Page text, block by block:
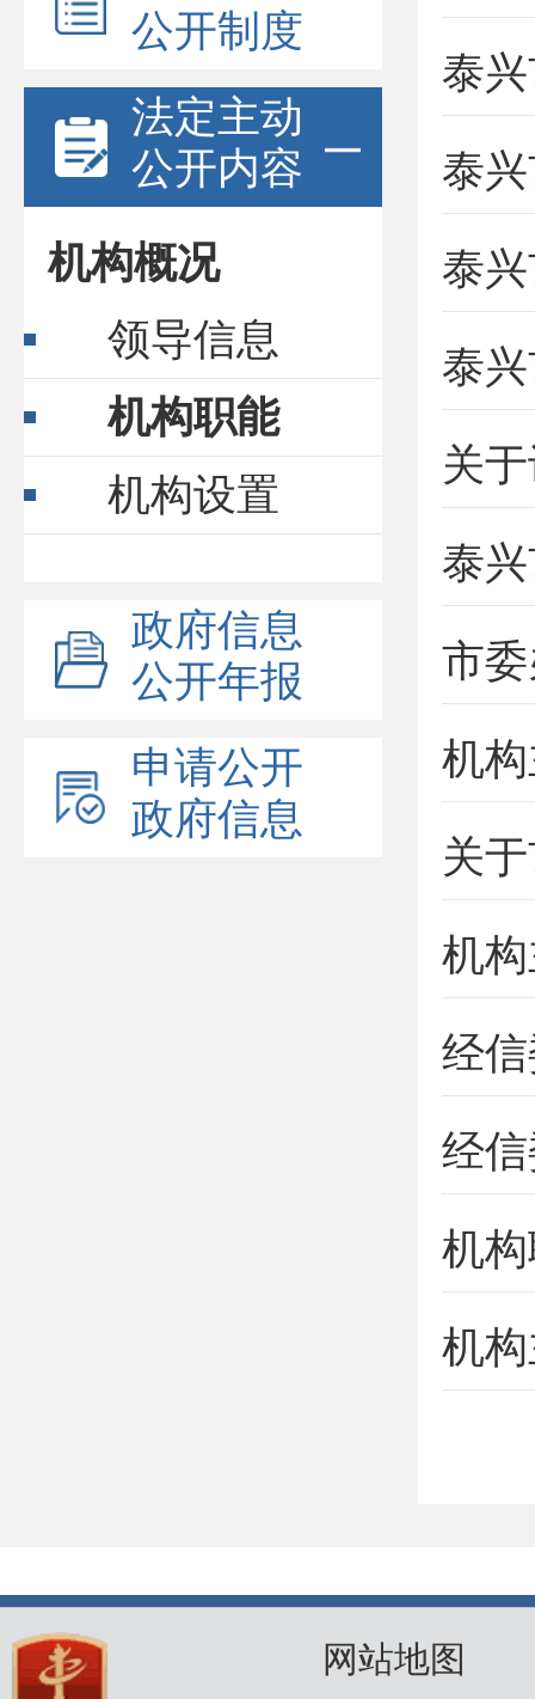
公开制度
法定主动
公开内容
机构概况
领导信息
机构职能
机构设置
政府信息
公开年报
申请公开
政府信息
关
泰
机
机
经
经
机
机
网站地图